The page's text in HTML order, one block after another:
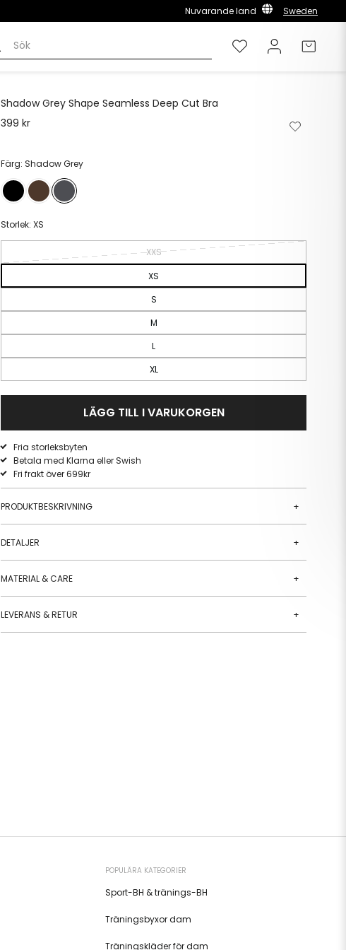
Nuvarande land Sweden
ÖnskelistaLogga in
Shadow Grey Shape Seamless Deep Cut Bra
399 kr
Lägg
Färg: Shadow Grey
Storlek:XS
XXS
XS
S
M
L
XL
LÄGG TILL I VARUKORGEN
Fria storleksbyten
Betala med Klarna eller Swish
Fri frakt över 699kr
PRODUKTBESKRIVNING +
DETALJER +
MATERIAL & CARE +
LEVERANS & RETUR +
POPULÄRA KATEGORIER
Sport-BH & tränings-BH
Träningsbyxor dam
Träningskläder för dam